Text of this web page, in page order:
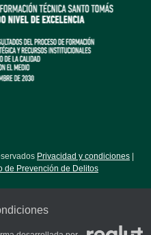
Privacidad y condiciones
de Prevención de Delitos